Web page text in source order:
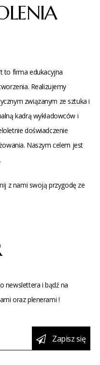
to firma edukacyjna
Realizujemy
związanym ze sztuka i
kadrą wykładowców i
doświadczenie
Naszym celem jest
z nami swoją przygodę ze
newslettera i bądź na
oraz plenerami !
Zapisz się